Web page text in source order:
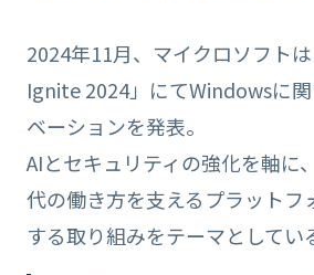
2024年11月、マイクロソフト
Ignite 2024」にてWindowsに
ベーションを発表。
AIとセキュリティの強化を軸に
代の働き方を支えるプラットフ
する取り組みをテーマとしてい